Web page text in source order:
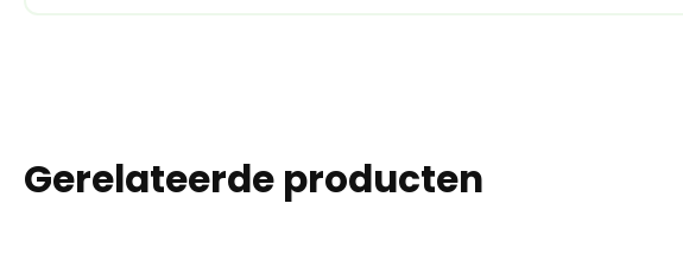
Gerelateerde producten